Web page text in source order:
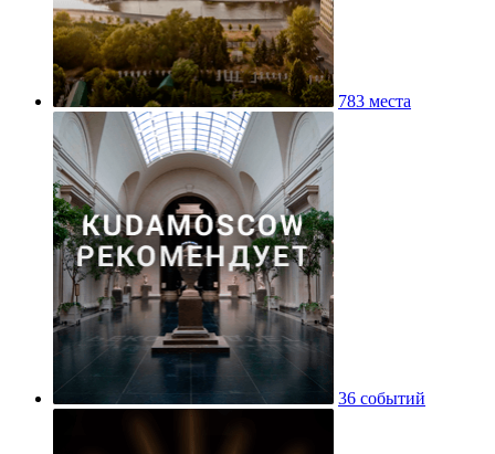
783 места
36 событий